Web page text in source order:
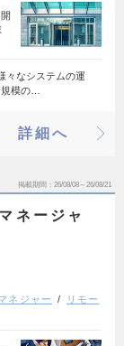
々なシステムの運
模の…
詳細へ
掲載期間 26/08/08～26/08/21
ネージャ
ネジャー
リモー